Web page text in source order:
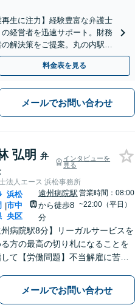
生に注力】経験豊富な弁護士
経営者を迅速サポート。財務
解決策をご提案。丸の内駅1
料金表を見る
メールでお問い合わせ
弘明 弁
インタビューを
見る
法人エース 浜松事務所
|
浜松
市中
央区
遠州病院駅
から徒歩8
分
営業時間：08:00
~22:00（平日）
州病院駅8分】リーガルサービスを
方の最高の切り札になることを
て【労働問題】不当解雇に苦し
索します【離婚問題】認知請求・
費の請求など、辛い状況を好転さ
メールでお問い合わせ